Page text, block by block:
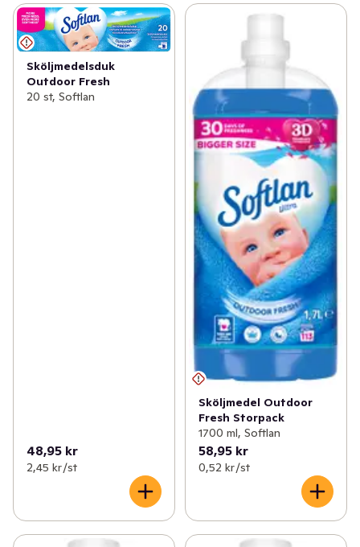
Sköljmedelsduk
Outdoor Fresh
20 st, Softlan
48,95 kr
2,45 kr /st
Sköljmedel Outdoor
Fresh Storpack
1700 ml, Softlan
58,95 kr
0,52 kr /st